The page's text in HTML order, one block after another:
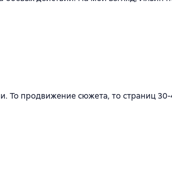
То продвижение сюжета, то страниц